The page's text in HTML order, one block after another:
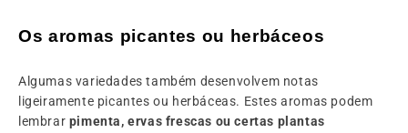
Os aromas picantes ou herbáceos
Algumas variedades também desenvolvem notas
ligeiramente picantes ou herbáceas. Estes aromas podem
lembrar pimenta, ervas frescas ou certas plantas